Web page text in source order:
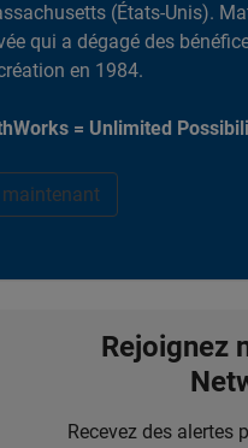
(États-Unis).
qui a dégagé des
en 1984.
= Unlimited
Rejoignez
Recevez des alertes